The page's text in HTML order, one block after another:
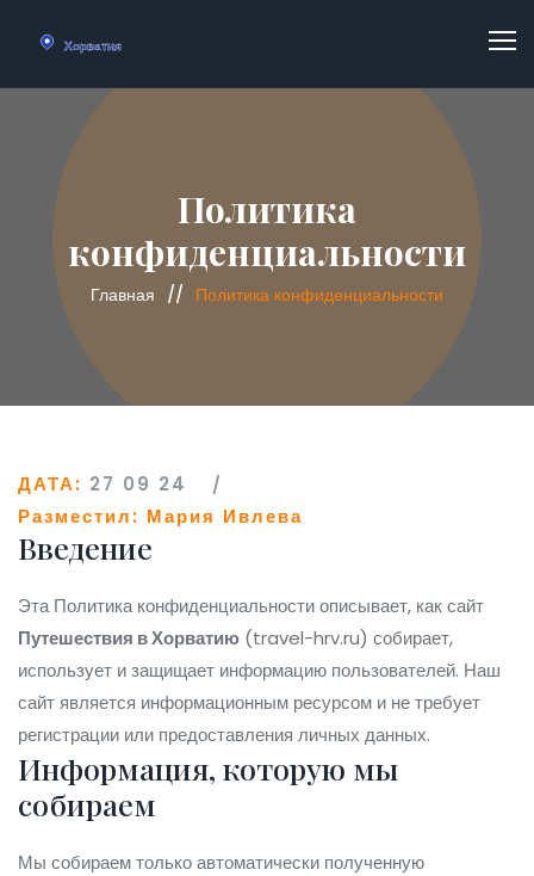
Политика
конфиденциальности
Главная Политика конфиденциальности
ДАТА: 27 09 24
Разместил: Мария Ивлева
Введение
Эта Политика конфиденциальности описывает, как сайт
Путешествия в Хорватию (travel-hrv.ru) собирает,
использует и защищает информацию пользователей. Наш
сайт является информационным ресурсом и не требует
регистрации или предоставления личных данных.
Информация, которую мы
собираем
Мы собираем только автоматически полученную